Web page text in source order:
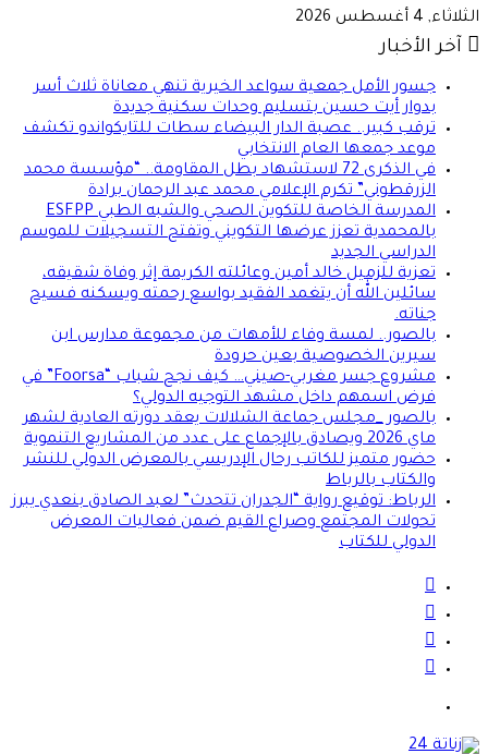
الثلاثاء, 4 أغسطس 2026
آخر الأخبار
​جسور الأمل جمعية سواعد الخيرية تنهي معاناة ثلاث أسر
بدوار أيت حسين بتسليم وحدات سكنية جديدة
ترقب كبير.. عصبة الدار البيضاء سطات للتايكواندو تكشف
موعد جمعها العام الانتخابي
في الذكرى 72 لاستشهاد بطل المقاومة.. “مؤسسة محمد
الزرقطوني” تكرم الإعلامي محمد عبد الرحمان برادة
المدرسة الخاصة للتكوين الصحي والشبه الطبي ESFPP
بالمحمدية تعزز عرضها التكويني وتفتح التسجيلات للموسم
الدراسي الجديد
تعزية للزميل خالد أمين وعائلته الكريمة إثر وفاة شقيقه،
سائلين الله أن يتغمد الفقيد بواسع رحمته ويسكنه فسيح
جناته.
بالصور.. لمسة وفاء للأمهات من مجموعة مدارس ابن
سيرين الخصوصية بعين حرودة
مشروع جسر مغربي-صيني… كيف نجح شباب “Foorsa” في
فرض اسمهم داخل مشهد التوجيه الدولي؟
بالصور _مجلس جماعة الشلالات يعقد دورته العادية لشهر
ماي 2026 ويصادق بالإجماع على عدد من المشاريع التنموية
حضور متميز للكاتب رحال الإدريسي بالمعرض الدولي للنشر
والكتاب بالرباط
الرباط: توقيع رواية “الجدران تتحدث” لعبد الصادق بنعدي يبرز
تحولات المجتمع وصراع القيم ضمن فعاليات المعرض
الدولي للكتاب